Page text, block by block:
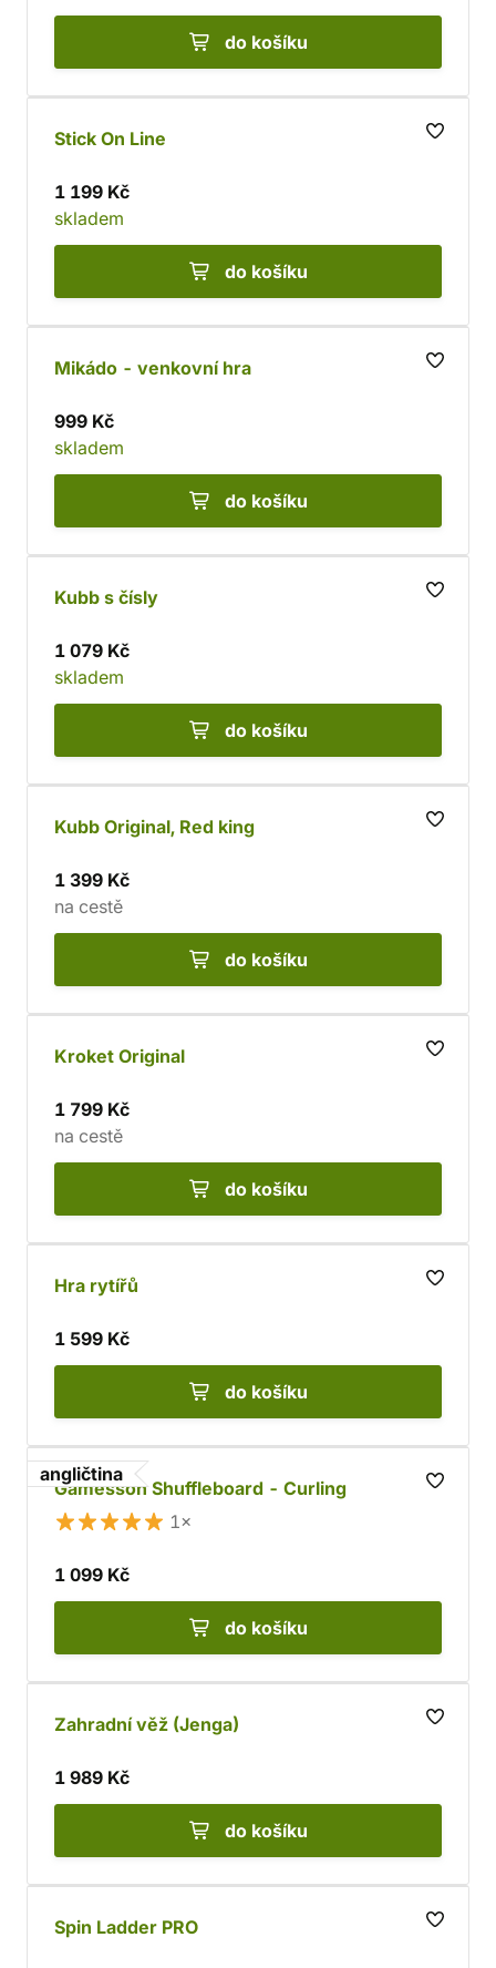
do košíku
Stick On Line
1 199 Kč
skladem
do košíku
Mikádo - venkovní hra
999 Kč
skladem
do košíku
Kubb s čísly
1 079 Kč
skladem
do košíku
Kubb Original, Red king
1 399 Kč
na cestě
do košíku
Kroket Original
1 799 Kč
na cestě
do košíku
Hra rytířů
1 599 Kč
do košíku
angličtina
Gamesson Shuffleboard - Curling
1×
1 099 Kč
do košíku
Zahradní věž (Jenga)
1 989 Kč
do košíku
Spin Ladder PRO